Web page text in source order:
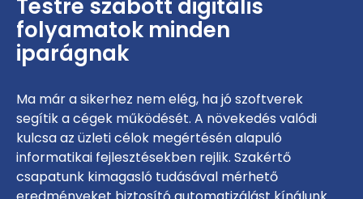
Testre szabott digitális
folyamatok minden
iparágnak
Ma már a sikerhez nem elég, ha jó szoftverek
segítik a cégek működését. A növekedés valódi
kulcsa az üzleti célok megértésén alapuló
informatikai fejlesztésekben rejlik. Szakértő
csapatunk kimagasló tudásával mérhető